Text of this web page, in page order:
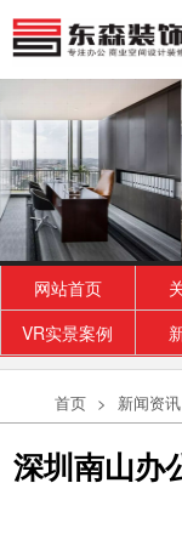
网站首页
VR实景案例
首页 > 新闻资讯
深圳南山办